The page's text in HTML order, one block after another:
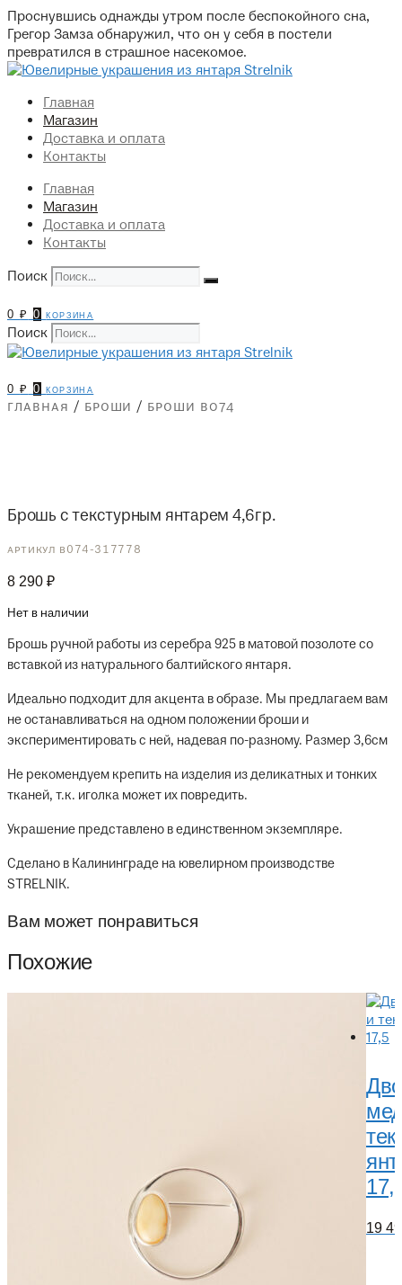
Перейти
к
содержимому
Проснувшись однажды утром после беспокойного сна,
Грегор Замза обнаружил, что он у себя в постели
превратился в страшное насекомое.
Главная
Магазин
Доставка и оплата
Контакты
Главная
Магазин
Доставка и оплата
Контакты
Поиск
0₽ 0 корзина
Поиск
0₽ 0 корзина
главная / броши / броши b074
Брошь с текстурным янтарем 4,6гр.
артикул b074-317778
8 290 ₽
Нет в наличии
Брошь ручной работы из серебра 925 в матовой позолоте со
вставкой из натурального балтийского янтаря.
Идеально подходит для акцента в образе. Мы предлагаем вам
не останавливаться на одном положении броши и
экспериментировать с ней, надевая по-разному. Размер 3,6см
Не рекомендуем крепить на изделия из деликатных и тонких
тканей, т.к. иголка может их повредить.
Украшение представлено в единственном экземпляре.
Сделано в Калининграде на ювелирном производстве
STRELNIK.
Вам может понравиться
Похожие
19